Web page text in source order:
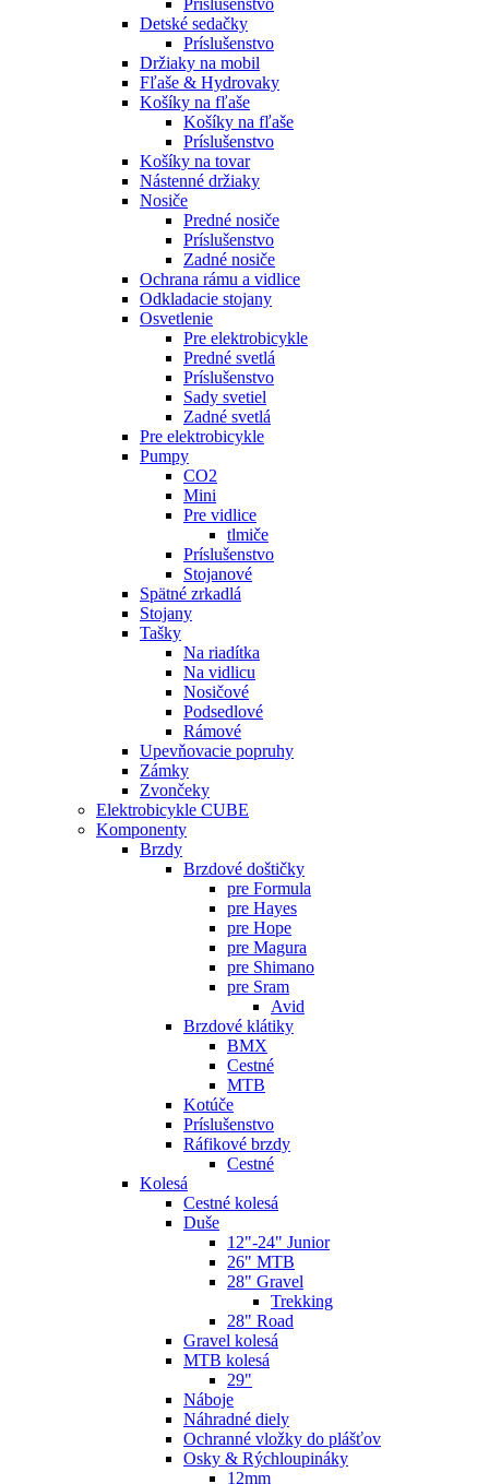
Príslušenstvo
Detské sedačky
Príslušenstvo
Držiaky na mobil
Fľaše & Hydrovaky
Košíky na fľaše
Košíky na fľaše
Príslušenstvo
Košíky na tovar
Nástenné držiaky
Nosiče
Predné nosiče
Príslušenstvo
Zadné nosiče
Ochrana rámu a vidlice
Odkladacie stojany
Osvetlenie
Pre elektrobicykle
Predné svetlá
Príslušenstvo
Sady svetiel
Zadné svetlá
Pre elektrobicykle
Pumpy
CO2
Mini
Pre vidlice
tlmiče
Príslušenstvo
Stojanové
Spätné zrkadlá
Stojany
Tašky
Na riadítka
Na vidlicu
Nosičové
Podsedlové
Rámové
Upevňovacie popruhy
Zámky
Zvončeky
Elektrobicykle CUBE
Komponenty
Brzdy
Brzdové doštičky
pre Formula
pre Hayes
pre Hope
pre Magura
pre Shimano
pre Sram
Avid
Brzdové klátiky
BMX
Cestné
MTB
Kotúče
Príslušenstvo
Ráfikové brzdy
Cestné
Kolesá
Cestné kolesá
Duše
12"-24" Junior
26" MTB
28" Gravel
Trekking
28" Road
Gravel kolesá
MTB kolesá
29"
Náboje
Náhradné diely
Ochranné vložky do plášťov
Osky & Rýchloupináky
12mm